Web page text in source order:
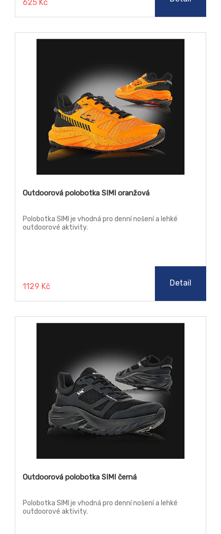
625 Kč
Outdoorová polobotka SIMI oranžová
Polobotka SIMI je vhodná pro denní nošení a lehké
outdoorové aktivity.
1129 Kč Detail
Outdoorová polobotka SIMI černá
Polobotka SIMI je vhodná pro denní nošení a lehké
outdoorové aktivity.